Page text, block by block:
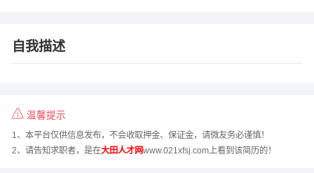
自我描述
温馨提示
1、本平台仅供信息发布，不会收取押金、保证金，请微友务必谨慎！
2、请告知求职者，是在大田人才网www.021xfsj.com上看到该简历的！